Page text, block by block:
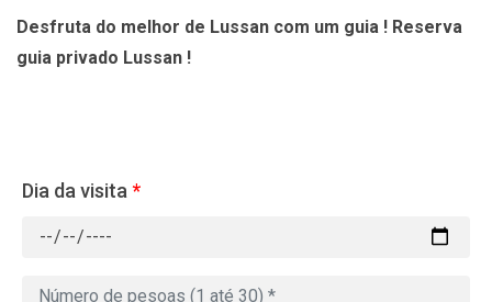
Desfruta do melhor de Lussan com um guia ! Reserva
guia privado Lussan !
Dia da visita *